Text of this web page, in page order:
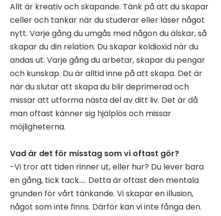
Allt är kreativ och skapande. Tänk på att du skapar
celler och tankar när du studerar eller läser något
nytt. Varje gång du umgås med någon du älskar, så
skapar du din relation. Du skapar koldioxid när du
andas ut. Varje gång du arbetar, skapar du pengar
och kunskap. Du är alltid inne på att skapa. Det är
när du slutar att skapa du blir deprimerad och
missar att utforma nästa del av ditt liv. Det är då
man oftast känner sig hjälplös och missar
möjligheterna.
Vad är det för misstag som vi oftast gör?
-Vi tror att tiden rinner ut, eller hur? Du lever bara
en gång, tick ​​tack….. Detta är oftast den mentala
grunden för vårt tänkande. Vi skapar en illusion,
något som inte finns. Därför kan vi inte fånga den.